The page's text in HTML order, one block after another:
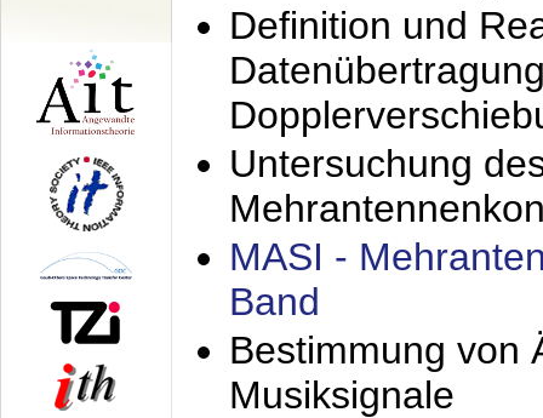
Definition und
Untersuchung
MASI -
Band
Bestimmung von
Musiksignale